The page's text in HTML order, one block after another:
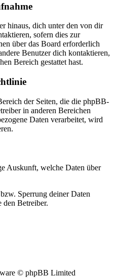
hinaus, dich unter den von dir
sofern dies zur
über das Board erforderlich
Benutzer dich kontaktieren,
Bereich gestattet hast.
der Seiten, die die phpBB-
in anderen Bereichen
Daten verarbeitet, wird
Auskunft, welche Daten über
Sperrung deiner Daten
den Betreiber.
© phpBB Limited